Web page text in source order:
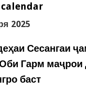
2025
Сесангаи
Гарм маҷрои
баст